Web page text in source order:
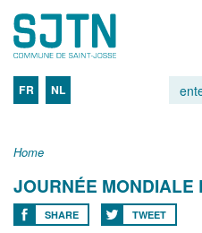
FR NL
Home
JOURNÉE MONDIALE
SHARE TWEET